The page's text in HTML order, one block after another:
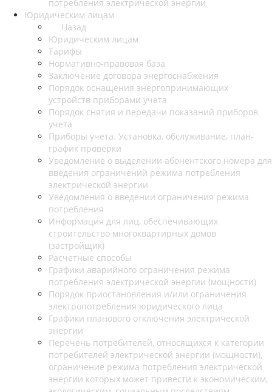
потребления электрической энергии
Юридическим лицам
Назад
Юридическим лицам
Тарифы
Нормативно-правовая база
Заключение договора энергоснабжения
Порядок оснащения энергопринимающих
устройств приборами учета
Порядок снятия и передачи показаний приборов
учета
Приборы учета. Установка, обслуживание, план-
график проверки
Уведомление о выделении абонентского номера для
введения ограничений режима потребления
электрической энергии
Уведомления о введении ограничения режима
потребления
Информация для лиц, обеспечивающих
строительство многоквартирных домов
(застройщик)
Расчетные способы
Графики аварийного ограничения режима
потребления электрической энергии (мощности)
Порядок приостановления и/или ограничения
электропотребления юридического лица
Графики планового отключения электрической
энергии
Перечень потребителей, относящихся к категории
потребителей электрической энергии (мощности),
ограничение режима потребления электрической
энергии которых может привести к экономическим,